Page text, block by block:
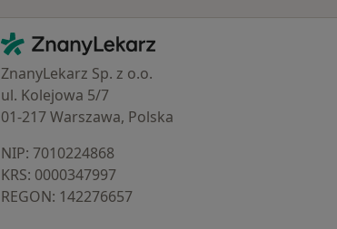
Kontakt
ZnanyLekarz - Strona główna
ZnanyLekarz Sp. z o.o.
ul. Kolejowa 5/7
01-217 Warszawa, Polska
NIP: ⁠7010224868
KRS: ⁠0000347997
REGON: ⁠142276657